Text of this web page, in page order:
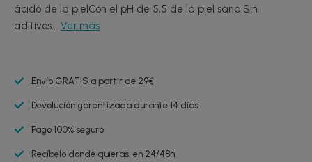
ácido de la pielCon el pH de 5,5 de la piel sana.Sin
aditivos... Ver más
Envío GRATIS a partir de 29€
Devolución garantizada durante 14 días
Pago 100% seguro
Recíbelo donde quieras, en 24/48h